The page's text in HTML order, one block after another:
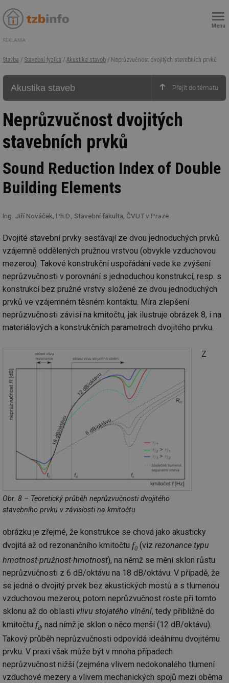
Menu
REKLAMA
Stavba / Stavební fyzika / Akustika staveb / Neprůzvučnost dvojitých stavebních prvků
Akustika staveb
Neprůzvučnost dvojitých
stavebních prvků
Sound Reduction Index of Double
Building Elements
Ing. Jiří Nováček, Ph.D., Stavební fakulta, ČVUT v Praze
Dvojité stavební prvky sestávají ze dvou jednoduchých prvků
vzájemně oddělených pružnou vrstvou (obvykle vzduchovou
mezerou). Takové konstrukční uspořádání vede ke zvýšení
neprůzvučnosti v porovnání s jednoduchou konstrukcí, resp. s
konstrukcí bez pružné vrstvy složené ze dvou jednoduchých
prvků ve vzájemném těsném kontaktu. Míra zlepšení
neprůzvučnosti závisí na kmitočtu, jak ilustruje obrázek 8, i na
materiálových a konstrukčních parametrech dvojitého prvku.
Obr. 8 – Teoretický průběh neprůzvučnosti dvojitého
stavebního prvku v závislosti na kmitočtu
Z
obrázku je zřejmé, že konstrukce se chová jako akusticky
dvojitá až od rezonančního kmitočtu f0 (viz rezonance typu
hmotnost-pružnost-hmotnost), na němž se mění sklon růstu
neprůzvučnosti z 6 dB/oktávu na 18 dB/oktávu. V případě, že
se jedná o dvojitý prvek bez akustických mostů a s tlumenou
vzduchovou mezerou, potom neprůzvučnost roste při tomto
sklonu až do oblasti vlivu stojatého vlnění, tedy přibližně do
kmitočtu fd, nad nímž je sklon o něco menší (12 dB/oktávu).
Takový průběh neprůzvučnosti odpovídá ideálnímu dvojitému
prvku. V praxi však může být v mnoha případech
neprůzvučnost nižší (zejména vlivem nedokonalého tlumení
vzduchové mezery a vlivem mechanických spojů mezi oběma